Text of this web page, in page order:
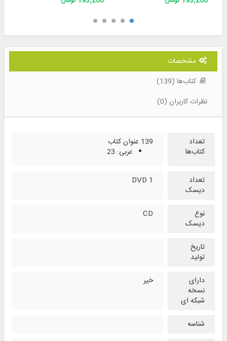
مشخصات
کتاب‌ها (139)
نظرات کاربران (0)
تعداد
کتاب‌ها
139 عنوان کتاب
عربی: 23
تعداد
دیسک
1 DVD
نوع
دیسک
CD
تاریخ
تولید
دارای
نسخه
شبکه ای
خیر
شناسه